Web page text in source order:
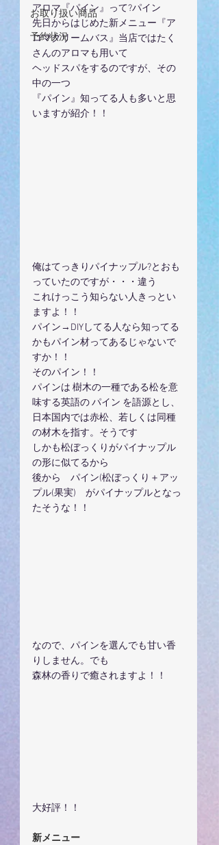
お取り扱い商品
予約状況
アロマ『パイン』って?パイン
先日からはじめた新メニュー『ア
ロマクリームバス』当店ではたく
さんのアロマも用いて
ヘッドスパをするのですが、その
中の一つ
『パイン』知ってる人も多いと思
いますが紹介！！
俺はてっきりパイナップル?とおも
っていたのですが・・・違う
これけっこう知らない人きっとい
ますよ！！
パイン→DIYしてる人なら知ってる
かもパイン材ってあるじゃないで
すか！！
そのパイン！！
パインは 樹木の一種である松を意
味する英語の パイン を語源とし、
日本国内では赤松、若しくは同種
の材木を指す。そうです
しかも松ぼっくりがパイナップル
の形に似てるから
後から　パイン(松ぼっくり＋アッ
プル(果実)　がパイナップルとなっ
たそうな！！
なので、パインを選んでも甘い香
りしません。でも
森林の香りで癒されますよ！！
大好評！！
新メニュー